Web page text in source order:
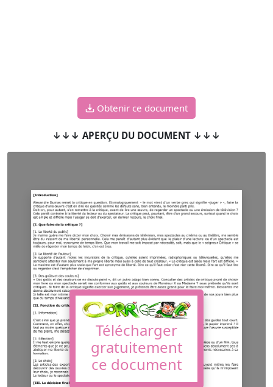
Obtenir ce document
↓↓↓ APERÇU DU DOCUMENT ↓↓↓
Télécharger
gratuitement
ce document